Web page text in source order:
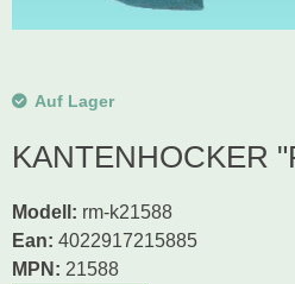
Auf Lager
KANTENHOCKER
Modell : rm-k21588
Ean: 4022917215885
MPN: 21588